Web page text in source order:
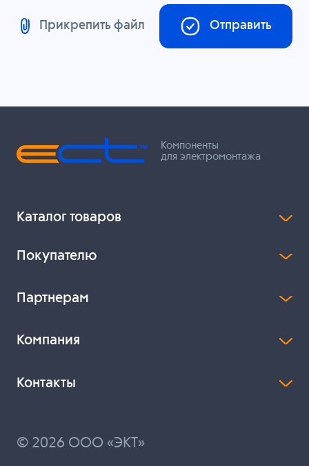
Прикрепить файл Отправить
Компоненты
для электромонтажа
Каталог товаров
Покупателю
Партнерам
Компания
Контакты
© 2026 ООО «ЭКТ»